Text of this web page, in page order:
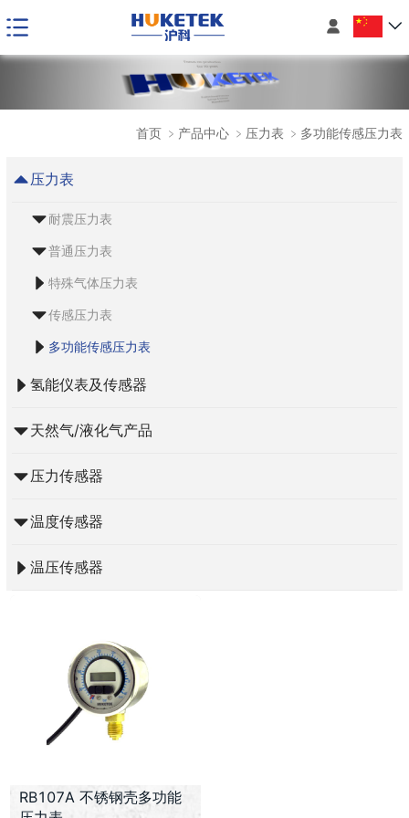

首页 ﹥ 产品中心 ﹥ 压力表 ﹥ 多功能传感压力表
压力表
耐震压力表
普通压力表
特殊气体压力表
传感压力表
多功能传感压力表
氢能仪表及传感器
天然气/液化气产品
压力传感器
温度传感器
温压传感器
RB107A 不锈钢壳多功能